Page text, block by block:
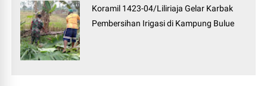
Koramil 1423-04/Liliriaja Gelar Karbak
Pembersihan Irigasi di Kampung Bulue